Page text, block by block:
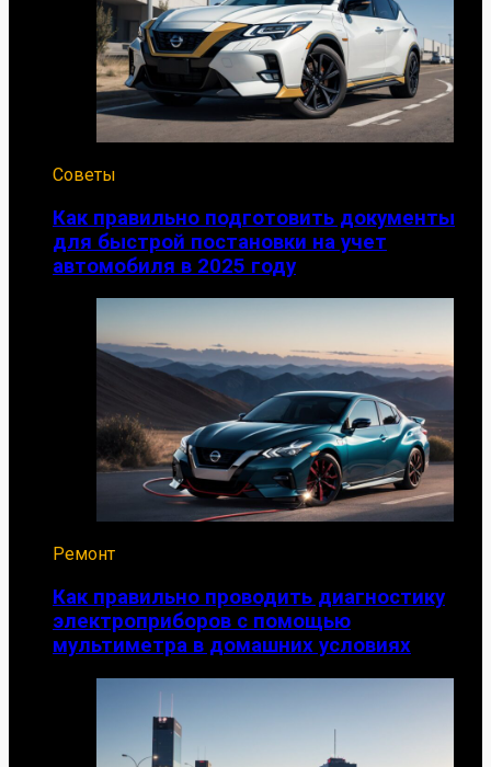
Советы
Как правильно подготовить документы
для быстрой постановки на учет
автомобиля в 2025 году
Ремонт
Как правильно проводить диагностику
электроприборов с помощью
мультиметра в домашних условиях